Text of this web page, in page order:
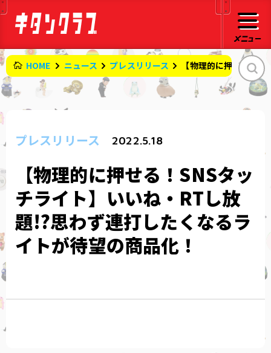
HOME ニュース プレスリリース 【物理的に押せる！
プレスリリース 2022.5.18
【物理的に押せる！SNSタッ
チライト】いいね・RTし放
題!?思わず連打したくなるラ
イトが待望の商品化！